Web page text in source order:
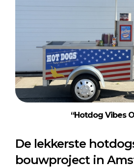
“Hotdog Vibes
De lekkerste
bouwproject in